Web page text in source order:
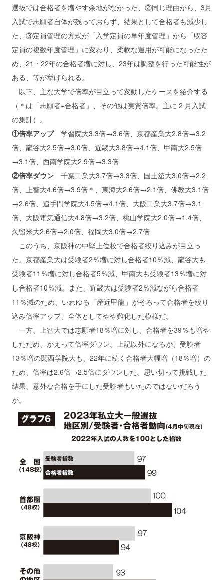
選抜では合格者を増やす余地がなかった、②同じ理由から、3月
入試で志願者自体が残っておらず、結果として合格者も減少し
た、③定員管理の方式が「入学定員の単年度管理」から「収容
定員の複数年度管理」に変わり、柔軟な運用が可能になったた
め、21・22年の合格者増に対し、23年は調整を行った可能性が
ある、等が挙げられる。
以下、主な大学で倍率が目立って変動したケースを紹介する
（＊は「志願者÷合格者」、その他は実質倍率。主に 2 月入試
の集計）。
①倍率アップ学習院大3.3倍→3.6倍、京都産業大2.8倍→3.2
倍、龍谷大2.5倍→3.0倍、近畿大3.8倍→4.1倍、甲南大2.5倍
→3.1倍、西南学院大2.9倍→3.3倍
②倍率ダウン 千葉工業大3.7倍→3.3倍、国士舘大3.0倍→2.2
倍、上智大4.6倍→3.9倍＊、東海大2.6倍→2.1倍、佛教大3.1倍
→2.6倍、追手門学院大4.5倍→4.1倍、大阪工業大3.7倍→3.1
倍、大阪電気通信大4.8倍→3.2倍、桃山学院大2.0倍→1.4倍、
久留米大2.6倍→2.0倍、福岡大3.0倍→2.7倍
このうち、京阪神の中堅上位校で合格者絞り込みが目立っ
た。京都産業大は受験者2％増に対し合格者10％減、龍谷大も
受験者11％増に対し合格者5％減、甲南大も受験者13％増に対
し合格者10％減。また、近畿大は受験者2％減ながら合格者
11％減のため、いわゆる「産近甲龍」がそろって合格者を絞り
込み倍率アップ、全体としてやや難化した模様だ。
一方、上智大では志願者18％増に対し、合格者を39％も増や
したため、かえって倍率ダウン。上記以外になるが、受験者
13％増の関西学院大も、22年に続く合格者大幅増（18％増）の
ため、倍率は2.6倍→2.5倍にダウンした。思い切って挑戦した
結果、意外な合格を手にした受験者もいたのではないだろう
か。